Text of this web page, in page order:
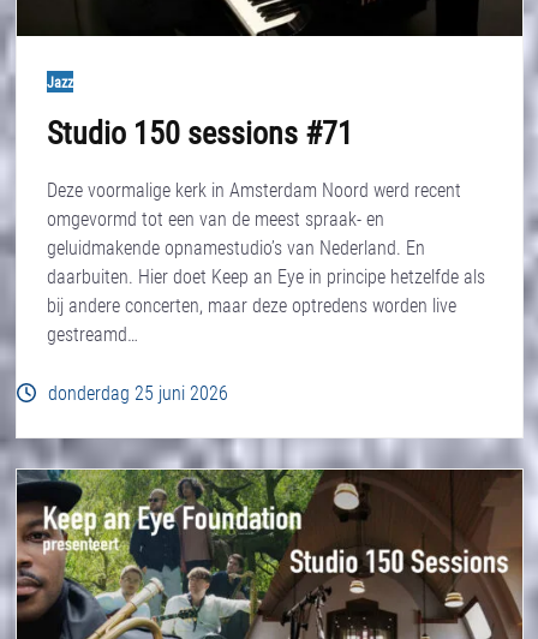
Jazz
Studio 150 sessions #71
Deze voormalige kerk in Amsterdam Noord werd recent
omgevormd tot een van de meest spraak- en
geluidmakende opnamestudio’s van Nederland. En
daarbuiten. Hier doet Keep an Eye in principe hetzelfde als
bij andere concerten, maar deze optredens worden live
gestreamd…
donderdag 25 juni 2026